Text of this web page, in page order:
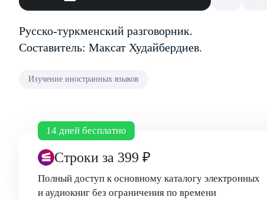
Русско-туркменский разговорник.
Составитель: Максат Худайбердиев.
Изучение иностранных языков
14 дней бесплатно
Строки за 399 ₽
Полный доступ к основному каталогу электронных
и аудиокниг без ограничения по времени